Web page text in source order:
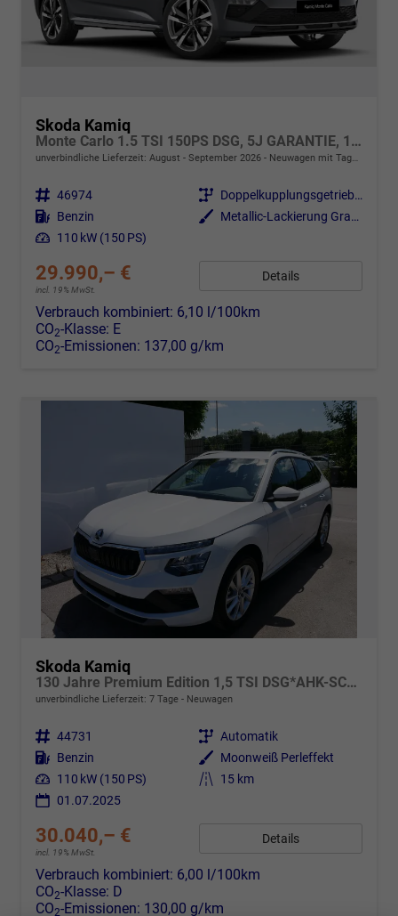
Skoda Kamiq
Monte Carlo 1.5 TSI 150PS DSG, 5J GARANTIE, 18"ALU, METALLIC, ELE. HECKKLAPPE, ANHÄNGERKUPPLUNG, BEH. FRONTSCHEIBE, MATRIX-LED, PANORAMADACH, Sitzheizung, Lenkradhzg, Ladeboden, ACC, SIDE Assist, Virtual Cockpit 10", Parksensoren, Kamera, KESSY, Privacy, Climatronic
unverbindliche Lieferzeit: August - September 2026 Neuwagen mit Tageszulassung
Fahrzeugnr. 46974 Getriebe
Doppelkupplungsgetriebe (DSG)
Kraftstoff Benzin Außenfarbe
Metallic-Lackierung Graphit-Grau
Leistung 110 kW (150 PS)
29.990,– €
incl. 19% MwSt.
Details
Verbrauch kombiniert: 6,10 l/100km
CO2-Klasse: E
CO2-Emissionen: 137,00 g/km
Skoda Kamiq
130 Jahre Premium Edition 1,5 TSI DSG*AHK-SCHWENKBAR*PDC*KAMERA*LED*TEMPOMAT
unverbindliche Lieferzeit: 7 Tage Neuwagen
Fahrzeugnr. 44731 Getriebe Automatik
Kraftstoff Benzin Außenfarbe Moonweiß Perleffekt
Leistung 110 kW (150 PS) Kilometerstand
15 km
01.07.2025
30.040,– €
incl. 19% MwSt.
Details
Verbrauch kombiniert: 6,00 l/100km
CO2-Klasse: D
CO2-Emissionen: 130,00 g/km